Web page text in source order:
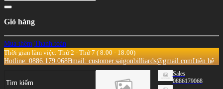
Giỏ hàng
Mua thêm Thanh toán
Thời gian làm việc: Thứ 2 - Thứ 7 ( 8:00 - 18:00)
Hotline: 0886.179.068Email: customer.saigonbilliards@gmail.comLiên hệ
Sales
0886179068